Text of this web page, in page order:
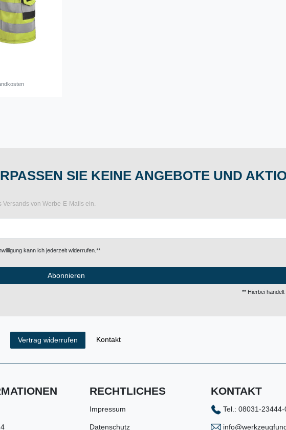
SIE KEINE ANGEBOTE UND
von Werbe-E-Mails ein.
kann ich jederzeit widerrufen.**
Abonnieren
** Hierbei handelt
Vertrag widerrufen Kontakt
RECHTLICHES
Impressum
Datenschutz
KONTAKT
Tel.: 08031-23444-